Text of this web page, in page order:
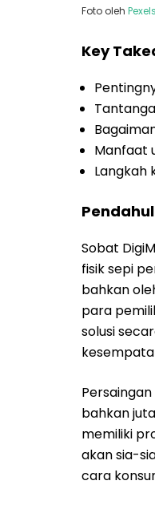
Foto oleh Pexels
Key
Manfaat
Langkah
Sobat
fisik sepi
bahkan
para
solusi
bahkan
memiliki
akan sia-
cara